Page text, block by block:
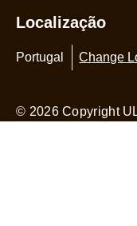
Localização
Portugal Change
© 2026 Copyright